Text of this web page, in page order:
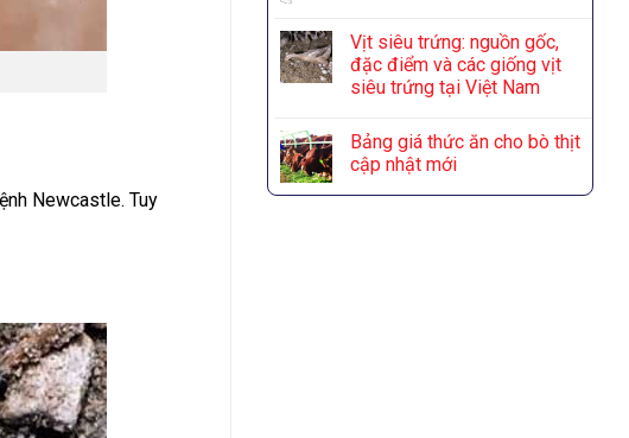
Newcastle. Tuy
Vịt siêu trứng: nguồn gốc,
đặc điểm và các giống vịt
siêu trứng tại Việt Nam
Bảng giá thức ăn cho bò thịt
cập nhật mới